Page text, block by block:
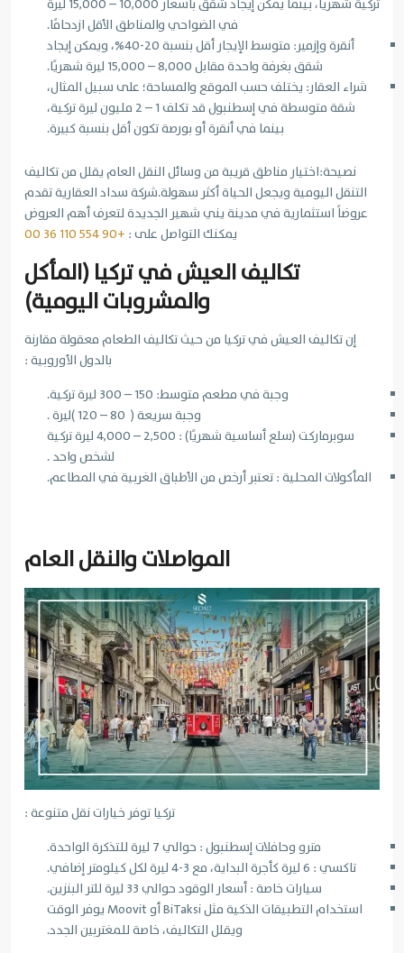
تركية شهريًا، بينما يمكن إيجاد شقق بأسعار 10,000 – 15,000 ليرة
في الضواحي والمناطق الأقل ازدحامًا.
أنقرة وإزمير: متوسط الإيجار أقل بنسبة 20-40%، ويمكن إيجاد
شقق بغرفة واحدة مقابل 8,000 – 15,000 ليرة شهريًا.
شراء العقار: يختلف حسب الموقع والمساحة؛ على سبيل المثال،
شقة متوسطة في إسطنبول قد تكلف 1 – 2 مليون ليرة تركية،
بينما في أنقرة أو بورصة تكون أقل بنسبة كبيرة.
نصيحة:اختيار مناطق قريبة من وسائل النقل العام يقلل من تكاليف
التنقل اليومية ويجعل الحياة أكثر سهولة.شركة سداد العقارية تقدم
عروضاً استثمارية في مدينة يني شهير الجديدة لتعرف أهم العروض
يمكنك التواصل على : +90 554 110 36 00
تكاليف العيش في تركيا (المأكل
والمشروبات اليومية)
إن تكاليف العيش في تركيا من حيث تكاليف الطعام معقولة مقارنة
بالدول الأوروبية :
وجبة في مطعم متوسط: 150 – 300 ليرة تركية.
وجبة سريعة ( 80 – 120 )ليرة .
سوبرماركت (سلع أساسية شهريًا) : 2,500 – 4,000 ليرة تركية
لشخص واحد .
المأكولات المحلية : تعتبر أرخص من الأطباق الغربية في المطاعم.
المواصلات والنقل العام
تركيا توفر خيارات نقل متنوعة :
مترو وحافلات إسطنبول : حوالي 7 ليرة للتذكرة الواحدة.
تاكسي : 6 ليرة كأجرة البداية، مع 3-4 ليرة لكل كيلومتر إضافي.
سيارات خاصة : أسعار الوقود حوالي 33 ليرة للتر البنزين.
استخدام التطبيقات الذكية مثل BiTaksi أو Moovit يوفر الوقت
ويقلل التكاليف، خاصة للمغتربين الجدد.